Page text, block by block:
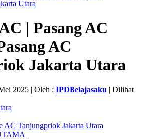
Utara
| Pasang AC
AC
Jakarta Utara
2025 | Oleh : IPDBelajasaku | Dilihat
AC Tanjungpriok Jakarta Utara